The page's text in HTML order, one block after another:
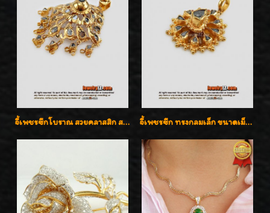
จี้เพชรซีกโบราณ สวยคลาสสิก สภาพสมบูรณ์สุดๆค่ะ จี้เพชรซีก ทรงกลมเล็ก ขนาดเม็ดกระดุม สวยๆ